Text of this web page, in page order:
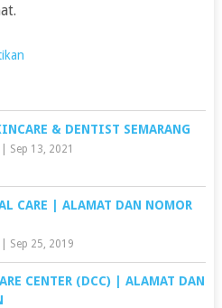
& DENTIST SEMARANG
Sep 13, 2021
CARE | ALAMAT DAN NOMOR
Sep 25, 2019
CENTER (DCC) | ALAMAT DAN